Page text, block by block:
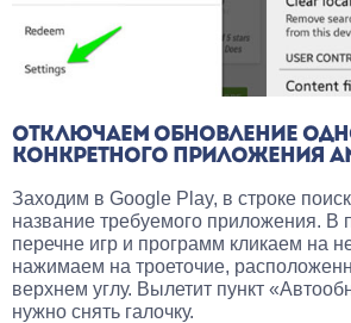
ОТКЛЮЧАЕМ ОБНОВЛЕНИЕ
КОНКРЕТНОГО ПРИЛОЖЕНИЯ
Заходим в Google Play, в строке
название требуемого приложения. В
перечне игр и программ кликаем на
нажимаем на троеточие,
верхнем углу. Вылетит пункт
нужно снять галочку.